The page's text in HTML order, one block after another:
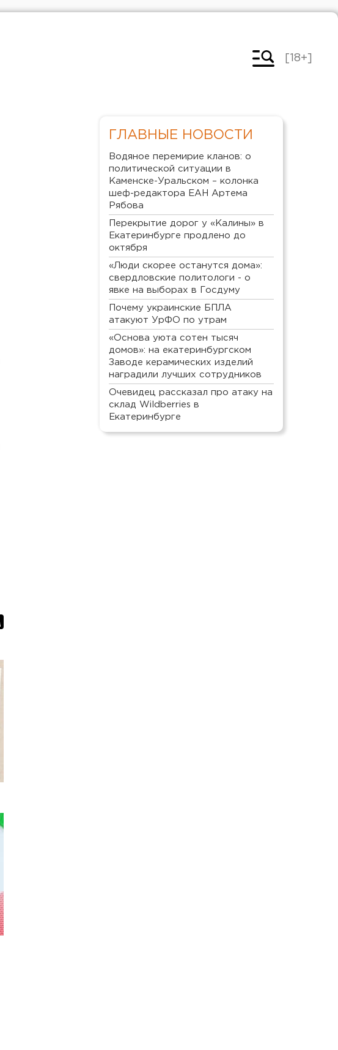
[18+]
ГЛАВНЫЕ НОВОСТИ
Водяное перемирие кланов: о
политической ситуации в
Каменске-Уральском – колонка
шеф-редактора ЕАН Артема
Рябова
Перекрытие дорог у «Калины» в
Екатеринбурге продлено до
октября
«Люди скорее останутся дома»:
свердловские политологи - о
явке на выборах в Госдуму
Почему украинские БПЛА
атакуют УрФО по утрам
«Основа уюта сотен тысяч
домов»: на екатеринбургском
Заводе керамических изделий
наградили лучших сотрудников
Очевидец рассказал про атаку на
склад Wildberries в
Екатеринбурге